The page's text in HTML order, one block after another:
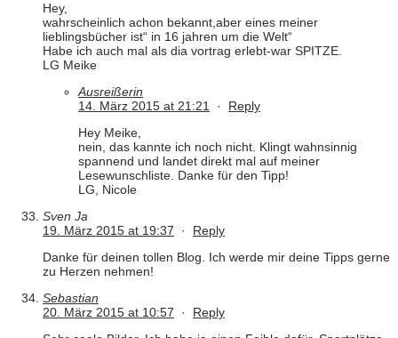
Hey,
wahrscheinlich achon bekannt,aber eines meiner
lieblingsbücher ist“ in 16 jahren um die Welt“
Habe ich auch mal als dia vortrag erlebt-war SPITZE.
LG Meike
Ausreißerin
14. März 2015 at 21:21 · Reply
Hey Meike,
nein, das kannte ich noch nicht. Klingt wahnsinnig
spannend und landet direkt mal auf meiner
Lesewunschliste. Danke für den Tipp!
LG, Nicole
Sven Ja
19. März 2015 at 19:37 · Reply
Danke für deinen tollen Blog. Ich werde mir deine Tipps gerne
zu Herzen nehmen!
Sebastian
20. März 2015 at 10:57 · Reply